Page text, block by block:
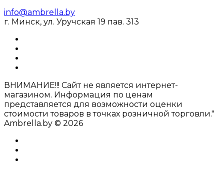
info@ambrella.by
г. Минск, ул. Уручская 19 пав. 313
ВНИМАНИЕ!!! Сайт не является интернет-
магазином. Информация по ценам
представляется для возможности оценки
стоимости товаров в точках розничной торговли."
Ambrella.by © 2026